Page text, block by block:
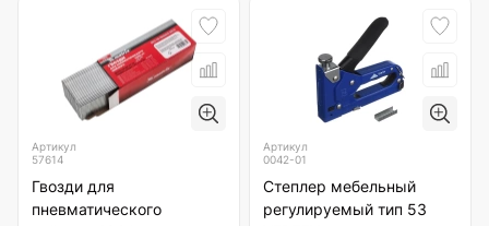
Артикул
57614
Гвозди для
пневматического
Артикул
0042-01
Степлер мебельный
регулируемый тип 53